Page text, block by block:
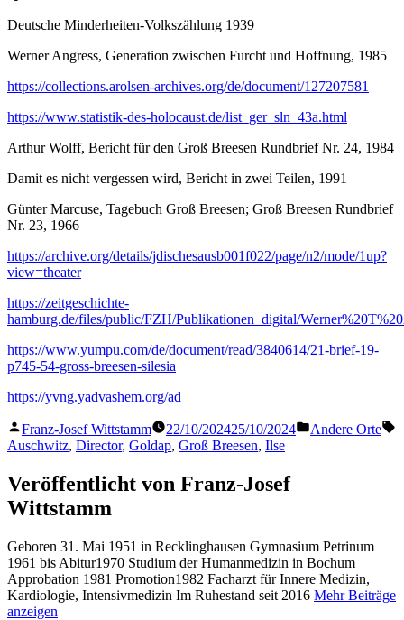
Deutsche Minderheiten-Volkszählung 1939
Werner Angress, Generation zwischen Furcht und Hoffnung, 1985
https://collections.arolsen-archives.org/de/document/127207581
https://www.statistik-des-holocaust.de/list_ger_sln_43a.html
Arthur Wolff, Bericht für den Groß Breesen Rundbrief Nr. 24, 1984
Damit es nicht vergessen wird, Bericht in zwei Teilen, 1991
Günter Marcuse, Tagebuch Groß Breesen; Groß Breesen Rundbrief
Nr. 23, 1966
https://archive.org/details/jdischesausb001f022/page/n2/mode/1up?
view=theater
https://zeitgeschichte-
hamburg.de/files/public/FZH/Publikationen_digital/
https://www.yumpu.com/de/document/read/3840614/21-brief-19-
p745-54-gross-breesen-silesia
https://yvng.yadvashem.org/ad
Veröffentlicht
von
Franz-Josef Wittstamm 22/10/202425/10/2024
Veröffentlicht
Andere Orte
Auschwitz, Director, Goldap, Groß Breesen, Ilse
Veröffentlicht von Franz-Josef
Wittstamm
Geboren 31. Mai 1951 in Recklinghausen Gymnasium Petrinum
1961 bis Abitur1970 Studium der Humanmedizin in Bochum
Approbation 1981 Promotion1982 Facharzt für Innere Medizin,
Kardiologie, Intensivmedizin Im Ruhestand seit 2016 Mehr Beiträge
anzeigen